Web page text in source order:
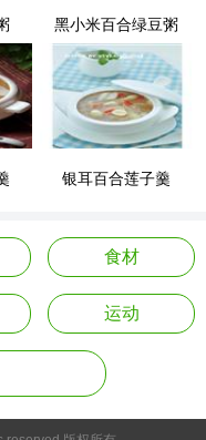
黑小米百合绿豆粥
银耳百合莲子羹
食材
运动